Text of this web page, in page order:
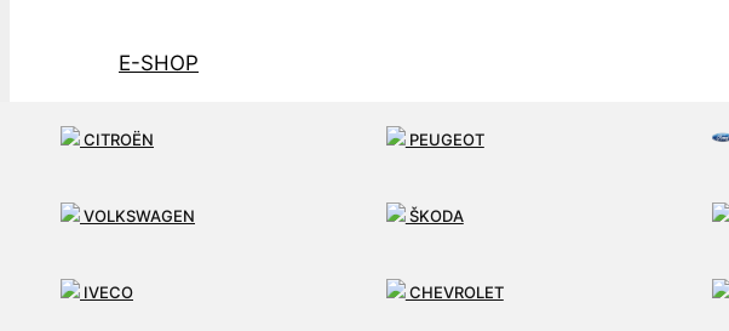
E-SHOP
CITROËN PEUGEOT
VOLKSWAGEN ŠKODA
IVECO CHEVROLET
SLUŽBY
AKO PRACUJEME
MÔJ ÚČET